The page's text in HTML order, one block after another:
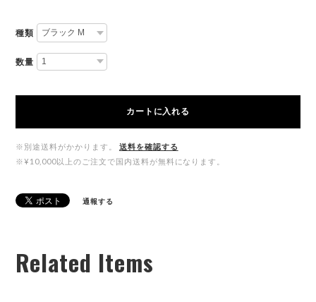
種類
数量
カートに入れる
※別途送料がかかります。
送料を確認する
※¥10,000以上のご注文で国内送料が無料になります。
通報する
Related Items